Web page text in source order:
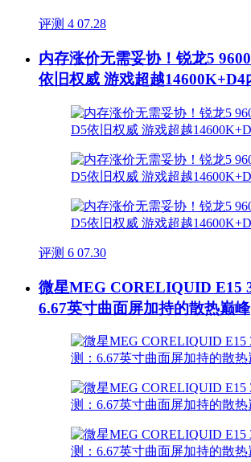
评测 4 07.28
内存涨价无需妥协！锐龙5
依旧权威 游戏超越14600K+D4
评测 6 07.30
微星MEG CORELIQUID E15
6.67英寸曲面屏加持的散热巅峰